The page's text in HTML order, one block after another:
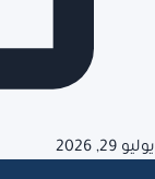
يوليو 29, 2026